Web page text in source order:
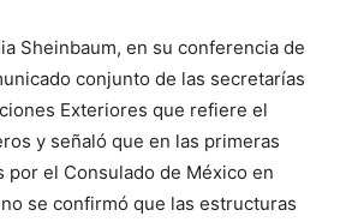
Sheinbaum, en su conferencia de
conjunto de las secretarías
Exteriores que refiere el
y señaló que en las primeras
por el Consulado de México en
se confirmó que las estructuras